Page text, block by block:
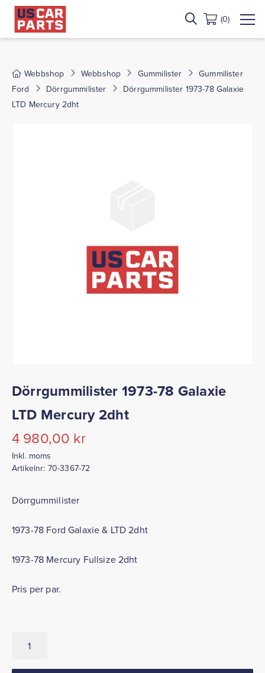
(0)
Webbshop Webbshop Gummilister
Gummilister
Ford
Dörrgummilister
Dörrgummilister 1973-78 Galaxie
LTD Mercury 2dht
Dörrgummilister 1973-78 Galaxie
LTD Mercury 2dht
4 980,00 kr
Inkl. moms
Artikelnr: 70-3367-72
Dörrgummilister
1973-78 Ford Galaxie & LTD 2dht
1973-78 Mercury Fullsize 2dht
Pris per par.
1973-